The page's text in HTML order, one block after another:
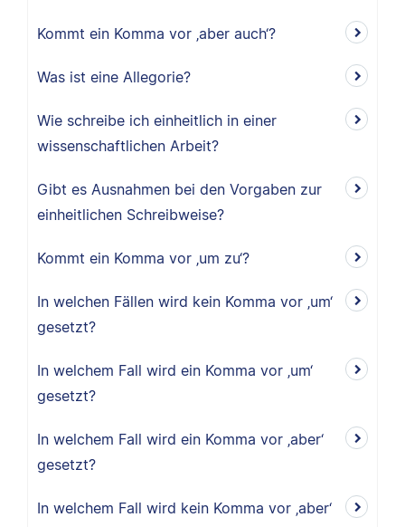
Kommt ein Komma vor ‚aber auch‘?
Was ist eine Allegorie?
Wie schreibe ich einheitlich in einer
wissenschaftlichen Arbeit?
Gibt es Ausnahmen bei den Vorgaben zur
einheitlichen Schreibweise?
Kommt ein Komma vor ‚um zu‘?
In welchen Fällen wird kein Komma vor ‚um‘
gesetzt?
In welchem Fall wird ein Komma vor ‚um‘
gesetzt?
In welchem Fall wird ein Komma vor ‚aber‘
gesetzt?
In welchem Fall wird kein Komma vor ‚aber‘